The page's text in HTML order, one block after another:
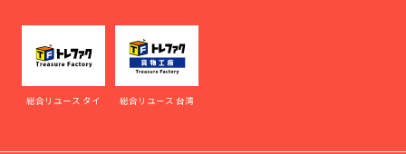
総合リユース タイ 総合リユース 台湾